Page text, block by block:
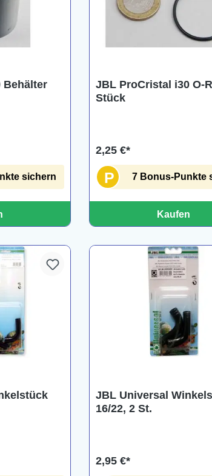
Behälter
sichern
JBL ProCristal i30 O-
Stück
2,25 €*
P 7 Bonus-Punkte
Kaufen
JBL Universal
16/22, 2 St.
2,95 €*